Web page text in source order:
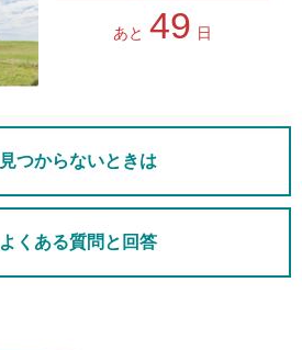
あと 49 日
見つからないときは
よくある質問と回答